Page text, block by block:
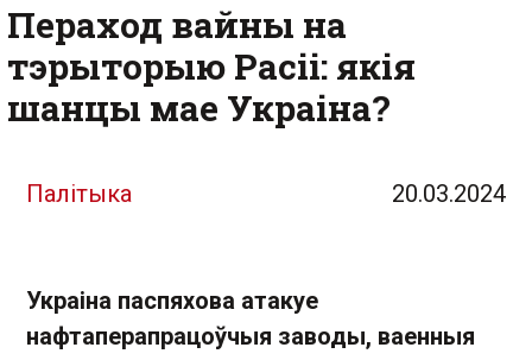
Пераход вайны на
тэрыторыю Расіі: якія
шанцы мае Украіна?
Палітыка 20.03.2024
Украіна паспяхова атакуе
нафтаперапрацоўчыя заводы, ваенныя